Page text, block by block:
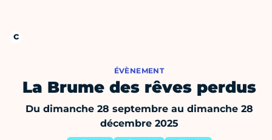
ÉVÈNEMENT
La Brume des rêves perdus
Du dimanche 28 septembre au dimanche 28
décembre 2025